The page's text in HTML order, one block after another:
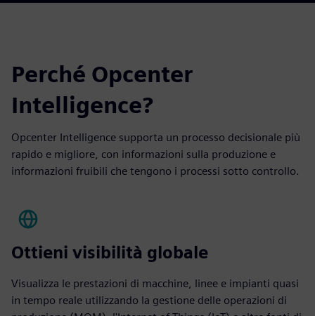
Perché Opcenter
Intelligence?
Opcenter Intelligence supporta un processo decisionale più
rapido e migliore, con informazioni sulla produzione e
informazioni fruibili che tengono i processi sotto controllo.
Ottieni visibilità globale
Visualizza le prestazioni di macchine, linee e impianti quasi
in tempo reale utilizzando la gestione delle operazioni di